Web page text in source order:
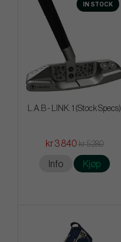
IN STOCK
L.A.B - LINK. 1 (Stock Specs)
kr 3 840 kr 5 280
Info Kjøp